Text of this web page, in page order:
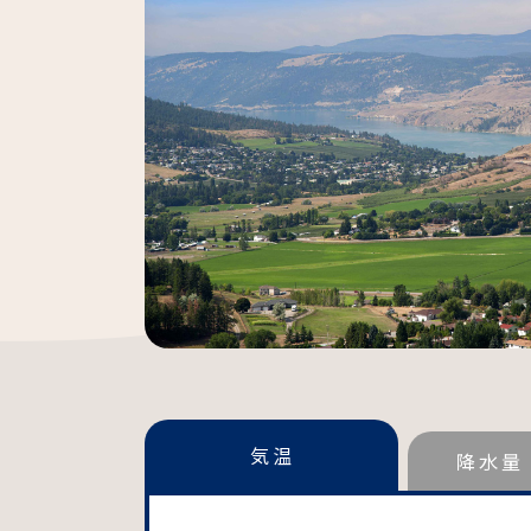
気温 降水量